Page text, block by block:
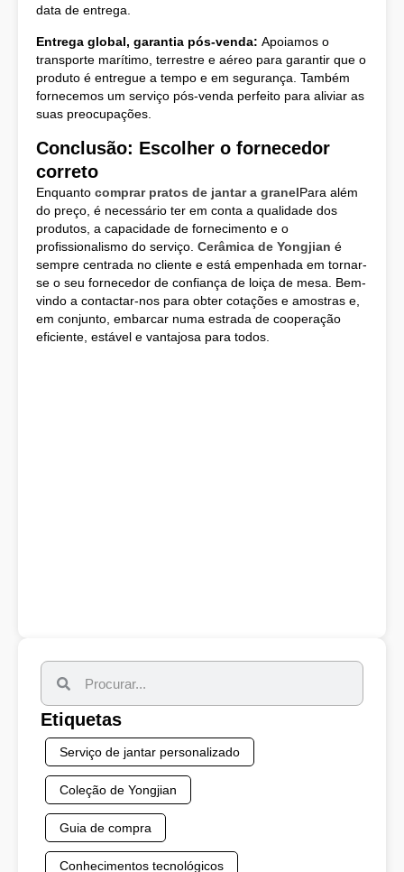
data de entrega.
Entrega global, garantia pós-venda: Apoiamos o
transporte marítimo, terrestre e aéreo para garantir que o
produto é entregue a tempo e em segurança. Também
fornecemos um serviço pós-venda perfeito para aliviar as
suas preocupações.
Conclusão: Escolher o fornecedor
correto
Enquanto comprar pratos de jantar a granelPara além
do preço, é necessário ter em conta a qualidade dos
produtos, a capacidade de fornecimento e o
profissionalismo do serviço. Cerâmica de Yongjian é
sempre centrada no cliente e está empenhada em tornar-
se o seu fornecedor de confiança de loiça de mesa. Bem-
vindo a contactar-nos para obter cotações e amostras e,
em conjunto, embarcar numa estrada de cooperação
eficiente, estável e vantajosa para todos.
Etiquetas
Serviço de jantar personalizado
Coleção de Yongjian
Guia de compra
Conhecimentos tecnológicos